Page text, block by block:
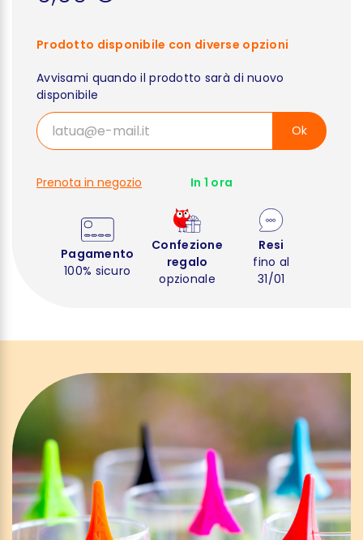
Prodotto disponibile con diverse opzioni
Avvisami quando il prodotto sarà di nuovo
disponibile
Ok
Prenota in negozio In 1 ora
Pagamento
100% sicuro
Confezione
regalo
opzionale
Resi
fino al
31/01